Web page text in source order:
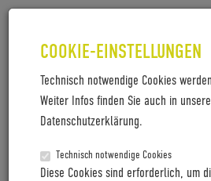
COOKIE-EINSTELLUNGEN
Technisch notwendige Cookies
Weiter Infos finden Sie auch in
Datenschutzerklärung.
Technisch notwendige Cookies
Diese Cookies sind erforderlich, um